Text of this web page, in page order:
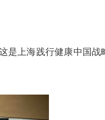
上海践行健康中国战